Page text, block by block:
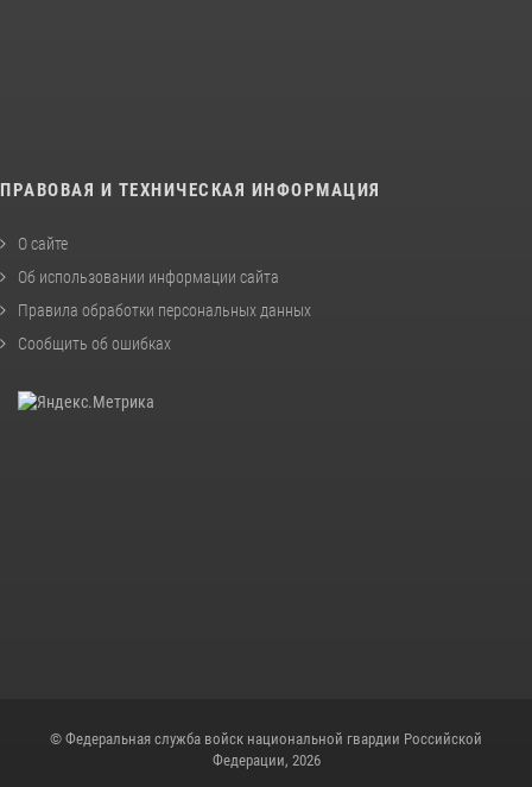
ПРАВОВАЯ И ТЕХНИЧЕСКАЯ ИНФОРМАЦИЯ
О сайте
Об использовании информации сайта
Правила обработки персональных данных
Сообщить об ошибках
© Федеральная служба войск национальной гвардии Российской
Федерации, 2026